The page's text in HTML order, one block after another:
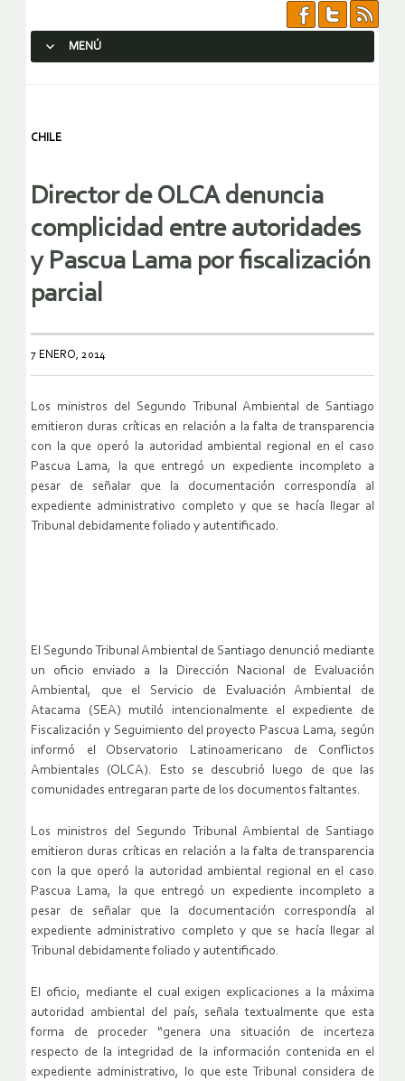
MENÚ
CHILE
Director de OLCA denuncia
complicidad entre autoridades
y Pascua Lama por fiscalización
parcial
7 ENERO, 2014
Los ministros del Segundo Tribunal Ambiental de Santiago
emitieron duras críticas en relación a la falta de transparencia
con la que operó la autoridad ambiental regional en el caso
Pascua Lama, la que entregó un expediente incompleto a
pesar de señalar que la documentación correspondía al
expediente administrativo completo y que se hacía llegar al
Tribunal debidamente foliado y autentificado.
El Segundo Tribunal Ambiental de Santiago denunció mediante
un oficio enviado a la Dirección Nacional de Evaluación
Ambiental, que el Servicio de Evaluación Ambiental de
Atacama (SEA) mutiló intencionalmente el expediente de
Fiscalización y Seguimiento del proyecto Pascua Lama, según
informó el Observatorio Latinoamericano de Conflictos
Ambientales (OLCA). Esto se descubrió luego de que las
comunidades entregaran parte de los documentos faltantes.
Los ministros del Segundo Tribunal Ambiental de Santiago
emitieron duras críticas en relación a la falta de transparencia
con la que operó la autoridad ambiental regional en el caso
Pascua Lama, la que entregó un expediente incompleto a
pesar de señalar que la documentación correspondía al
expediente administrativo completo y que se hacía llegar al
Tribunal debidamente foliado y autentificado.
El oficio, mediante el cual exigen explicaciones a la máxima
autoridad ambiental del país, señala textualmente que esta
forma de proceder “genera una situación de incerteza
respecto de la integridad de la información contenida en el
expediente administrativo, lo que este Tribunal considera de